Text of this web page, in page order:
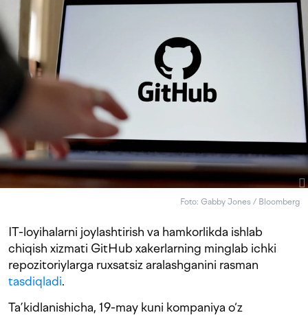
Foto: Gabby Jones / Bloomberg
IT-loyihalarni joylashtirish va hamkorlikda ishlab
chiqish xizmati GitHub xakerlarning minglab ichki
repozitoriylarga ruxsatsiz aralashganini rasman
tasdiqladi.
Ta’kidlanishicha, 19-may kuni kompaniya o‘z